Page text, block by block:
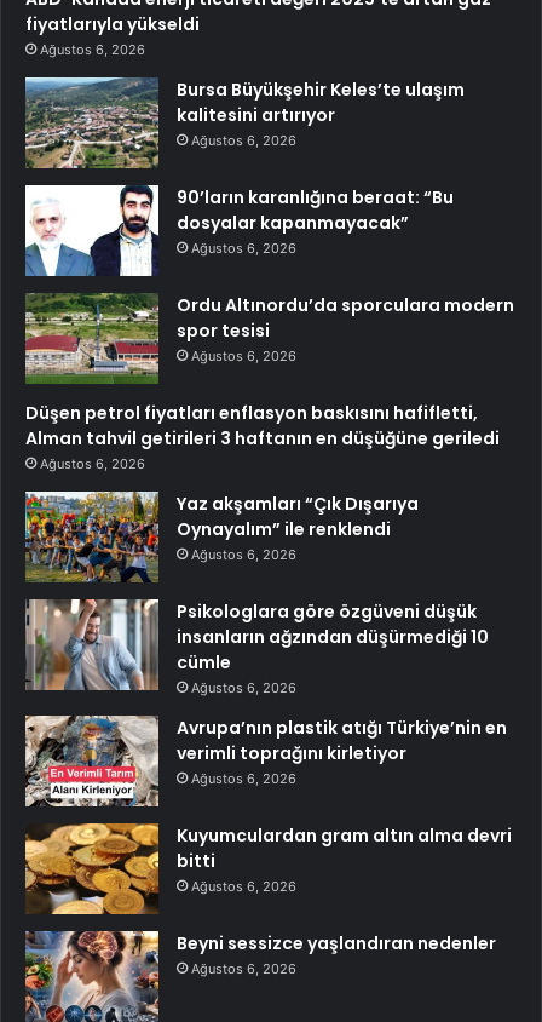
fiyatlarıyla yükseldi
Ağustos 6, 2026
Bursa Büyükşehir Keles’te ulaşım
kalitesini artırıyor
Ağustos 6, 2026
90’ların karanlığına beraat: “Bu
dosyalar kapanmayacak”
Ağustos 6, 2026
Ordu Altınordu’da sporculara modern
spor tesisi
Ağustos 6, 2026
Düşen petrol fiyatları enflasyon baskısını hafifletti,
Alman tahvil getirileri 3 haftanın en düşüğüne geriledi
Ağustos 6, 2026
Yaz akşamları “Çık Dışarıya
Oynayalım” ile renklendi
Ağustos 6, 2026
Psikologlara göre özgüveni düşük
insanların ağzından düşürmediği 10
cümle
Ağustos 6, 2026
Avrupa’nın plastik atığı Türkiye’nin en
verimli toprağını kirletiyor
Ağustos 6, 2026
Kuyumculardan gram altın alma devri
bitti
Ağustos 6, 2026
Beyni sessizce yaşlandıran nedenler
Ağustos 6, 2026